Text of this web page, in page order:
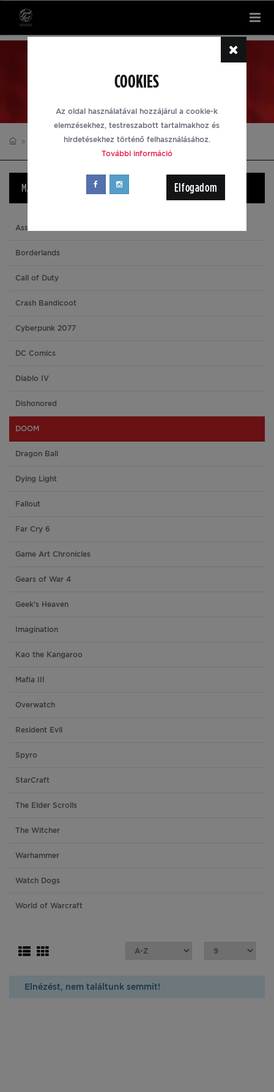
PÉNZTÁRCÁK
PÉNZTÁRCÁK DOOM
MÁRKÁK
Assassin's Creed
Borderlands
Call of Duty
Crash Bandicoot
Cyberpunk 2077
DC Comics
Diablo IV
Dishonored
DOOM
Dragon Ball
Dying Light
Fallout
Far Cry 6
Game Art Chronicles
Gears of War 4
Geek's Heaven
Imagination
Kao the Kangaroo
Mafia III
Overwatch
Resident Evil
Spyro
StarCraft
The Elder Scrolls
The Witcher
Warhammer
Watch Dogs
World of Warcraft
Elnézést, nem találtunk semmit!
COOKIES
Az oldal használatával hozzájárul a cookie-k
elemzésekhez, testreszabott tartalmakhoz és
hirdetésekhez történő felhasználásához.
További információ
Elfogadom